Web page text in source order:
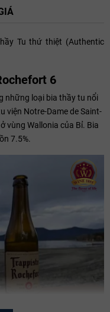
Tu thứ thiệt (Authentic
6
những loại bia thầy tu nổi
viện Notre-Dame de Saint-
vùng Wallonia của Bỉ. Bia
7.5%.